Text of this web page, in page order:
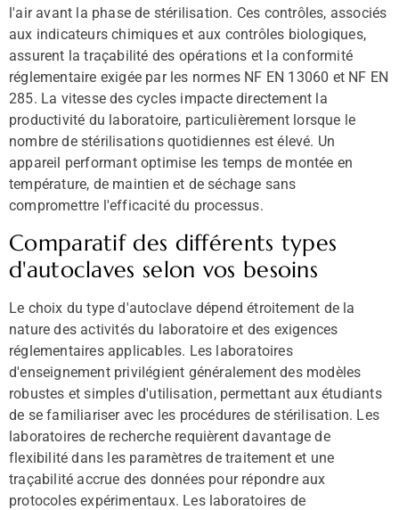
l'air avant la phase de stérilisation. Ces contrôles, associés
aux indicateurs chimiques et aux contrôles biologiques,
assurent la traçabilité des opérations et la conformité
réglementaire exigée par les normes NF EN 13060 et NF EN
285. La vitesse des cycles impacte directement la
productivité du laboratoire, particulièrement lorsque le
nombre de stérilisations quotidiennes est élevé. Un
appareil performant optimise les temps de montée en
température, de maintien et de séchage sans
compromettre l'efficacité du processus.
Comparatif des différents types
d'autoclaves selon vos besoins
Le choix du type d'autoclave dépend étroitement de la
nature des activités du laboratoire et des exigences
réglementaires applicables. Les laboratoires
d'enseignement privilégient généralement des modèles
robustes et simples d'utilisation, permettant aux étudiants
de se familiariser avec les procédures de stérilisation. Les
laboratoires de recherche requièrent davantage de
flexibilité dans les paramètres de traitement et une
traçabilité accrue des données pour répondre aux
protocoles expérimentaux. Les laboratoires de